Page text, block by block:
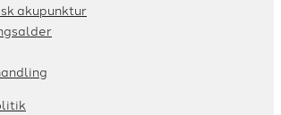
akupunktur